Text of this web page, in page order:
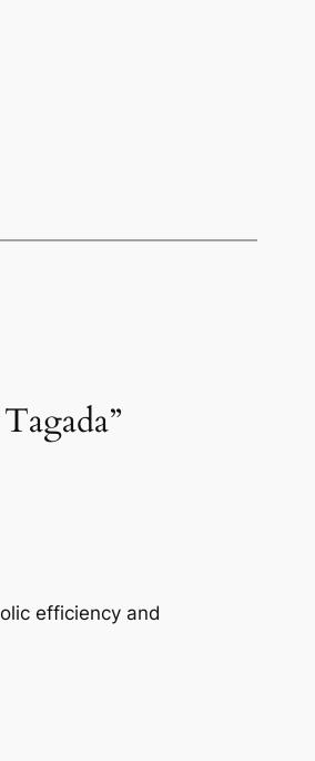
efficiency and